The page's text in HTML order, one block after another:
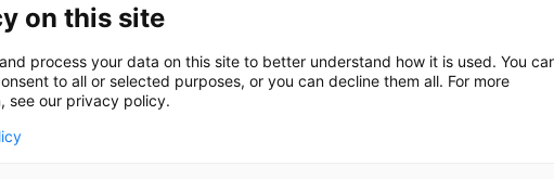
on this site
process your data on this site to better understand how it is used. You
to all or selected purposes, or you can decline them all. For more
see our privacy policy.